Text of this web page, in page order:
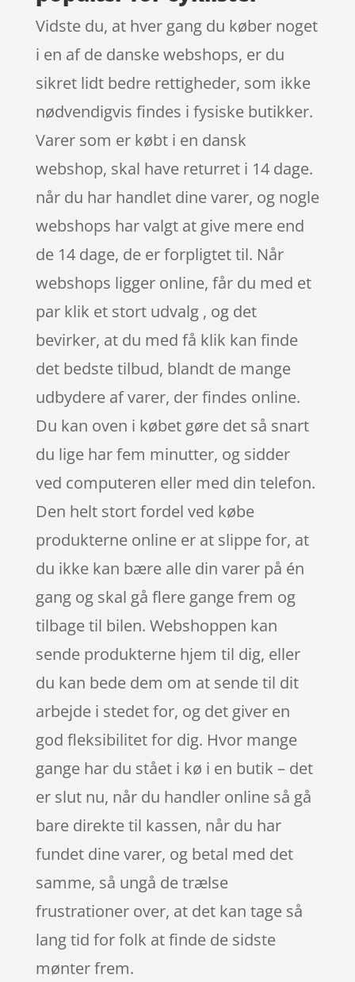
Vidste du, at hver gang du køber noget
i en af de danske webshops, er du
sikret lidt bedre rettigheder, som ikke
nødvendigvis findes i fysiske butikker.
Varer som er købt i en dansk
webshop, skal have returret i 14 dage.
når du har handlet dine varer, og nogle
webshops har valgt at give mere end
de 14 dage, de er forpligtet til. Når
webshops ligger online, får du med et
par klik et stort udvalg , og det
bevirker, at du med få klik kan finde
det bedste tilbud, blandt de mange
udbydere af varer, der findes online.
Du kan oven i købet gøre det så snart
du lige har fem minutter, og sidder
ved computeren eller med din telefon.
Den helt stort fordel ved købe
produkterne online er at slippe for, at
du ikke kan bære alle din varer på én
gang og skal gå flere gange frem og
tilbage til bilen. Webshoppen kan
sende produkterne hjem til dig, eller
du kan bede dem om at sende til dit
arbejde i stedet for, og det giver en
god fleksibilitet for dig. Hvor mange
gange har du stået i kø i en butik – det
er slut nu, når du handler online så gå
bare direkte til kassen, når du har
fundet dine varer, og betal med det
samme, så ungå de trælse
frustrationer over, at det kan tage så
lang tid for folk at finde de sidste
mønter frem.